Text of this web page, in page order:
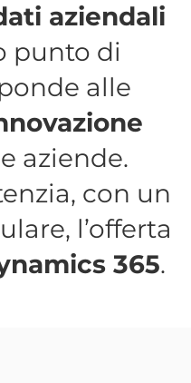
aziendali
punto di
alle
aziende.
con un
l’offerta
365.